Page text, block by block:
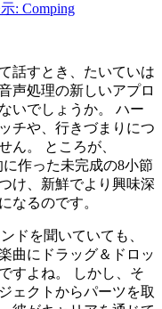
: Comping
話すとき、たいていは
声処理の新しいアプロ
いでしょうか。 ハー
チや、行きづまりにつ
ん。 ところが、
に作った未完成の8小節
け、新鮮でより興味深
なるのです。
ドを聞いていても、
曲にドラッグ＆ドロッ
すよね。 しかし、そ
ェクトからパーツを取